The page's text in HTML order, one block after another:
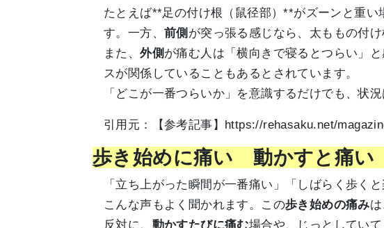
たとえば**足の付け根（鼠径部）**がズーンと重
す。一方、 前側 が突っ張る感じなら、太ももの付
また、外側 が痛む人は「横向きで寝るとつらい」と
スが関係していることもあるとされています。
「どこが一番つらいか」を意識するだけでも、状
引用元：【参考記事】 https://rehasaku.net/
歩き始めに痛い 動かすと痛
「立ち上がった瞬間が一番痛い」「しばらく歩くと
こんな声もよく聞かれます。この歩き始めの痛み
反対に、 動かすたびに痛む場合や、じっとしてい